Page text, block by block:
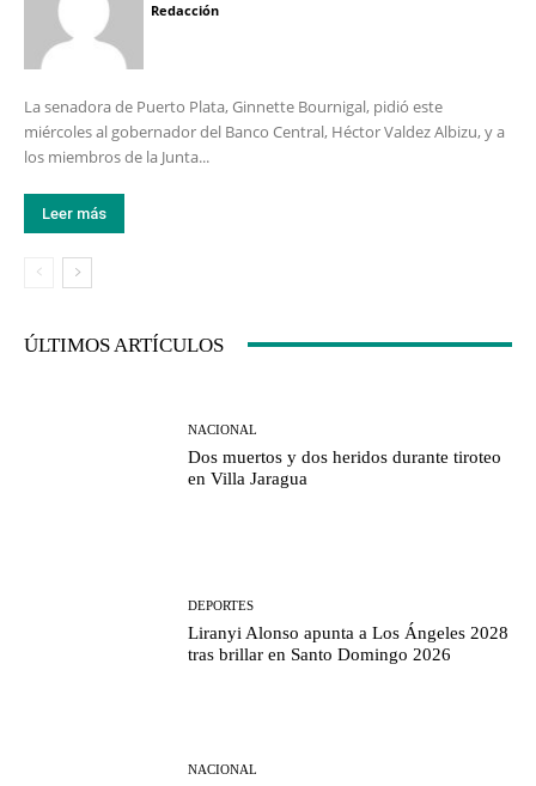
Redacción
La senadora de Puerto Plata, Ginnette Bournigal, pidió este
miércoles al gobernador del Banco Central, Héctor Valdez Albizu, y a
los miembros de la Junta...
Leer más
ÚLTIMOS ARTÍCULOS
NACIONAL
Dos muertos y dos heridos durante tiroteo
en Villa Jaragua
DEPORTES
Liranyi Alonso apunta a Los Ángeles 2028
tras brillar en Santo Domingo 2026
NACIONAL